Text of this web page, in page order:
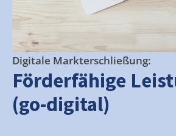
Digitale Markterschließung:
Förderfähige
(go-digital)